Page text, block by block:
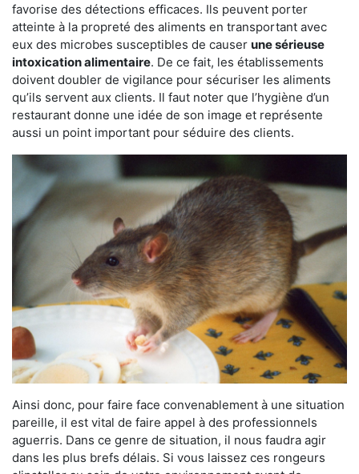
favorise des détections efficaces. Ils peuvent porter
atteinte à la propreté des aliments en transportant avec
eux des microbes susceptibles de causer une sérieuse
intoxication alimentaire. De ce fait, les établissements
doivent doubler de vigilance pour sécuriser les aliments
qu’ils servent aux clients. Il faut noter que l’hygiène d’un
restaurant donne une idée de son image et représente
aussi un point important pour séduire des clients.
Ainsi donc, pour faire face convenablement à une situation
pareille, il est vital de faire appel à des professionnels
aguerris. Dans ce genre de situation, il nous faudra agir
dans les plus brefs délais. Si vous laissez ces rongeurs